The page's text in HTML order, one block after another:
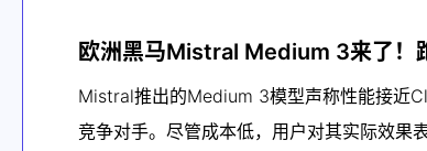
欧洲黑马Mistral Medium 3来了！
Mistral推出的Medium 3模型声称性能接近
竞争对手。尽管成本低，用户对其实际效果